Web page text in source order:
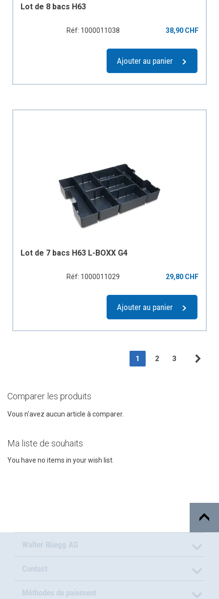
Lot de 8 bacs H63
Réf: 1000011038 38,90 CHF
Ajouter au panier
Lot de 7 bacs H63 L-BOXX G4
Réf: 1000011029 29,80 CHF
Ajouter au panier
PageYou're currently
1 Page
2 Page
3
Comparer les produits
Vous n'avez aucun article à comparer.
Ma liste de souhaits
You have no items in your wish list.
Walter Rüegg AG
Contact
Méthodes de paiement